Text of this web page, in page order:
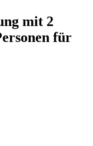
mit 2
für